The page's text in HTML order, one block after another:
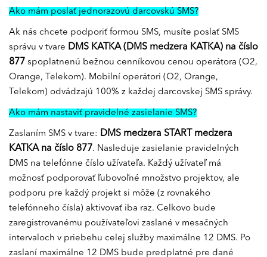
Ako mám poslať jednorazovú darcovskú SMS?
Ak nás chcete podporiť formou SMS, musíte poslať SMS
správu v tvare DMS KATKA (DMS medzera KATKA) na číslo
877 spoplatnenú bežnou cenníkovou cenou operátora (O2,
Orange, Telekom). Mobilní operátori (O2, Orange,
Telekom) odvádzajú 100% z každej darcovskej SMS správy.
Ako mám nastaviť pravidelné zasielanie SMS?
Zaslaním SMS v tvare: DMS medzera START medzera
KATKA na číslo 877. Nasleduje zasielanie pravidelných
DMS na telefónne číslo užívateľa. Každý užívateľ má
možnosť podporovať ľubovoľné množstvo projektov, ale
podporu pre každý projekt si môže (z rovnakého
telefónneho čísla) aktivovať iba raz. Celkovo bude
zaregistrovanému používateľovi zaslané v mesačných
intervaloch v priebehu celej služby maximálne 12 DMS. Po
zaslaní maximálne 12 DMS bude predplatné pre dané